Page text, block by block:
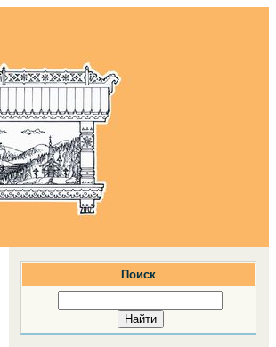
Поиск